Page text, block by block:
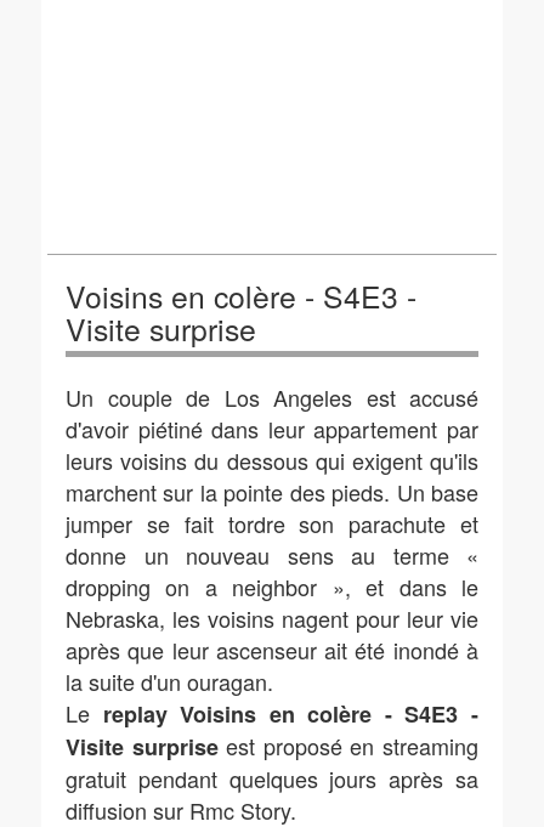
Voisins en colère - S4E3 -
Visite surprise
Un couple de Los Angeles est accusé
d'avoir piétiné dans leur appartement par
leurs voisins du dessous qui exigent qu'ils
marchent sur la pointe des pieds. Un base
jumper se fait tordre son parachute et
donne un nouveau sens au terme «
dropping on a neighbor », et dans le
Nebraska, les voisins nagent pour leur vie
après que leur ascenseur ait été inondé à
la suite d'un ouragan.
Le replay Voisins en colère - S4E3 -
Visite surpriseest proposé en streaming
gratuit pendant quelques jours après sa
diffusion sur Rmc Story.